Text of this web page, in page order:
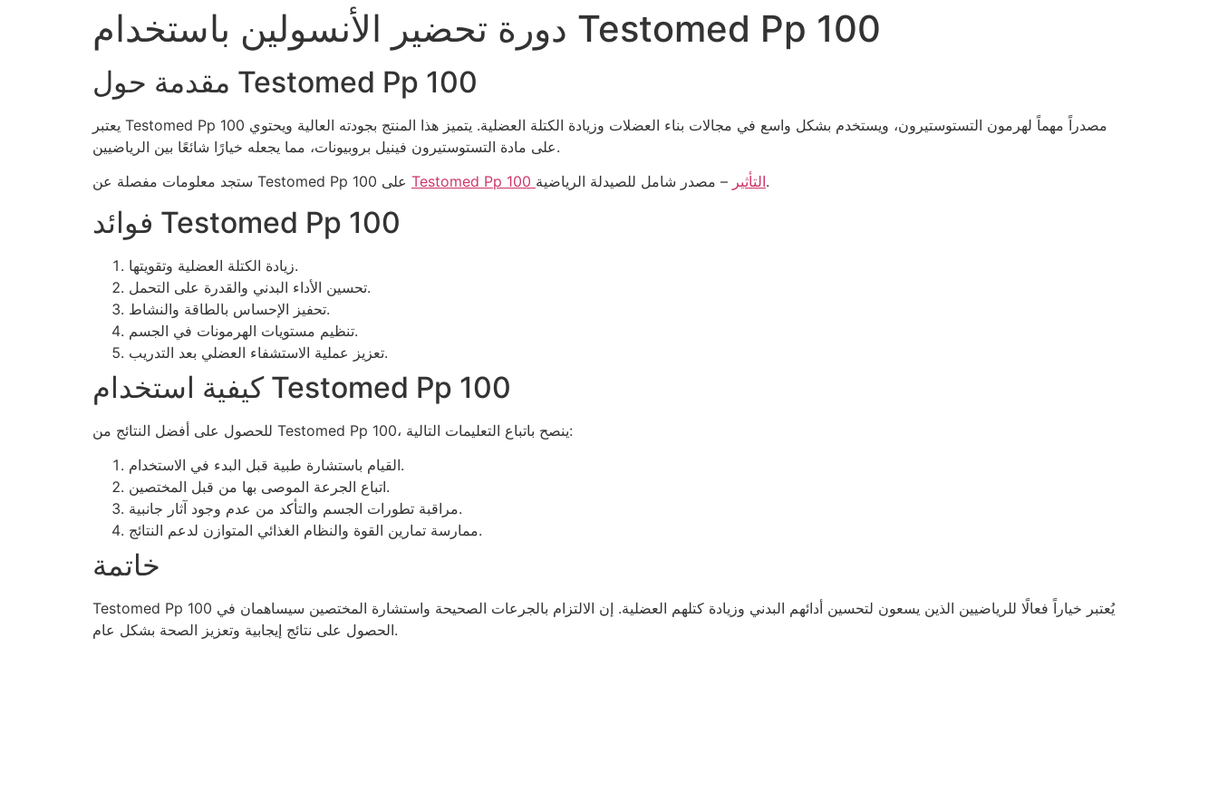
دورة تحضير الأنسولين باستخدام Testomed Pp 100
مقدمة حول Testomed Pp 100
يعتبر Testomed Pp 100 مصدراً مهماً لهرمون التستوستيرون، ويستخدم بشكل واسع في مجالات بناء العضلات وزيادة الكتلة العضلية. يتميز هذا المنتج بجودته العالية ويحتوي
على مادة التستوستيرون فينيل بروبيونات، مما يجعله خيارًا شائعًا بين الرياضيين.
Testomed Pp 100 التأثير– مصدر شامل للصيدلة الرياضية.
فوائد Testomed Pp 100
زيادة الكتلة العضلية وتقويتها.
تحسين الأداء البدني والقدرة على التحمل.
تحفيز الإحساس بالطاقة والنشاط.
تنظيم مستويات الهرمونات في الجسم.
تعزيز عملية الاستشفاء العضلي بعد التدريب.
كيفية استخدام Testomed Pp 100
للحصول على أفضل النتائج من Testomed Pp 100، ينصح باتباع التعليمات التالية:
القيام باستشارة طبية قبل البدء في الاستخدام.
اتباع الجرعة الموصى بها من قبل المختصين.
مراقبة تطورات الجسم والتأكد من عدم وجود آثار جانبية.
ممارسة تمارين القوة والنظام الغذائي المتوازن لدعم النتائج.
خاتمة
Testomed Pp 100 يُعتبر خياراً فعالًا للرياضيين الذين يسعون لتحسين أدائهم البدني وزيادة كتلهم العضلية. إن الالتزام بالجرعات الصحيحة واستشارة المختصين سيساهمان في
الحصول على نتائج إيجابية وتعزيز الصحة بشكل عام.